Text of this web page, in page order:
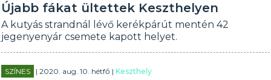
Újabb fákat ültettek Keszthelyen
A kutyás strandnál lévő kerékpárút mentén 42
jegenyenyár csemete kapott helyet.
SZÍNES | 2020. aug. 10. hétfő |Keszthely